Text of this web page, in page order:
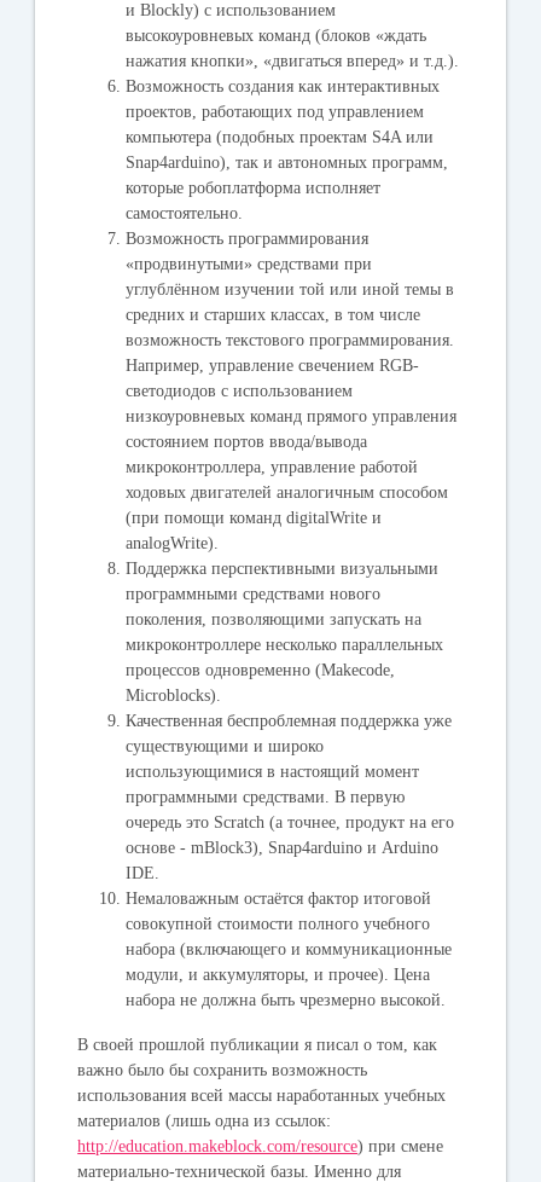
и Blockly) с использованием
высокоуровневых команд (блоков «ждать
нажатия кнопки», «двигаться вперед» и т.д.).
Возможность создания как интерактивных
проектов, работающих под управлением
компьютера (подобных проектам S4A или
Snap4arduino), так и автономных программ,
которые робоплатформа исполняет
самостоятельно.
Возможность программирования
«продвинутыми» средствами при
углублённом изучении той или иной темы в
средних и старших классах, в том числе
возможность текстового программирования.
Например, управление свечением RGB-
светодиодов с использованием
низкоуровневых команд прямого управления
состоянием портов ввода/вывода
микроконтроллера, управление работой
ходовых двигателей аналогичным способом
(при помощи команд digitalWrite и
analogWrite).
Поддержка перспективными визуальными
программными средствами нового
поколения, позволяющими запускать на
микроконтроллере несколько параллельных
процессов одновременно (Makecode,
Microblocks).
Качественная беспроблемная поддержка уже
существующими и широко
использующимися в настоящий момент
программными средствами. В первую
очередь это Scratch (а точнее, продукт на его
основе - mBlock3), Snap4arduino и Arduino
IDE.
Немаловажным остаётся фактор итоговой
совокупной стоимости полного учебного
набора (включающего и коммуникационные
модули, и аккумуляторы, и прочее). Цена
набора не должна быть чрезмерно высокой.
В своей прошлой публикации я писал о том, как
важно было бы сохранить возможность
использования всей массы наработанных учебных
материалов (лишь одна из ссылок:
http://education.makeblock.com/resource) при смене
материально-технической базы. Именно для